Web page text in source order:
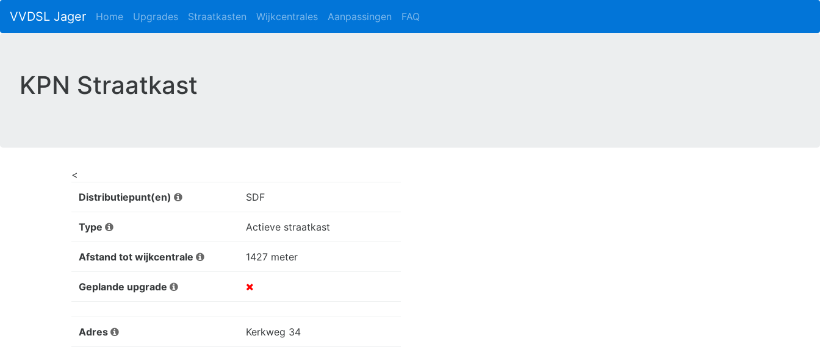
VVDSL Jager Home Upgrades Straatkasten Wijkcentrales Aanpassingen FAQ
KPN Straatkast
<
Distributiepunt(en)
SDF
Type Actieve straatkast
Afstand tot wijkcentrale 1427 meter
Geplande upgrade
Adres Kerkweg 34